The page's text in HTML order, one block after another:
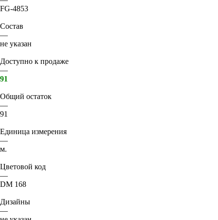
FG-4853
Состав
—
не указан
Доступно к продаже
—
91
Общий остаток
—
91
Единица измерения
—
м.
Цветовой код
—
DM 168
Дизайны
—